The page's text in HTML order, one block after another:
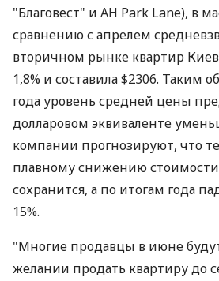
"Благовест" и АН Park Lane), в
сравнению с апрелем
вторичном рынке квартир
1,8% и составила $2306. Таким
года уровень средней цены
долларовом эквиваленте
компании прогнозируют, что
плавному снижению стоимости
сохранится, а по итогам года
15%.
"Многие продавцы в июне
желании продать квартиру до